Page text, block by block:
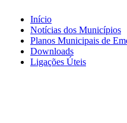
Início
Notícias dos Municípios
Planos Municipais de
Downloads
Ligações Úteis